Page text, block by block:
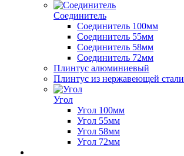
Соединитель
Соединитель 100мм
Соединитель 55мм
Соединитель 58мм
Соединитель 72мм
Плинтус алюминиевый
Плинтус из нержавеющей стали
Угол
Угол 100мм
Угол 55мм
Угол 58мм
Угол 72мм